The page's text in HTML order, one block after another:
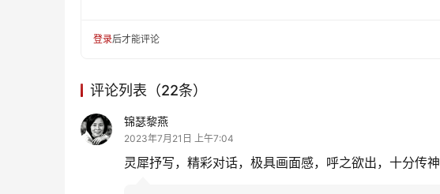
登录后才能评论
评论列表（22条）
锦瑟黎燕
2023年7月21日 上午7:04
灵犀抒写，精彩对话，极具画面感，呼之欲出，十分传神